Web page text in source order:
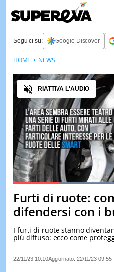
Seguici su: Google Discover
Pause Unmute
Loaded
Audio
RIATTIVA L'AUDIO
Furti di ruote:
difendersi con i
I furti di ruote stanno
più diffuso: ecco come
22/11/23 10:10Aggiornato: 22/11/23 09:55
HOME NEWS